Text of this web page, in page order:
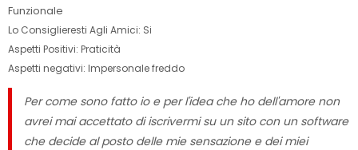
Funzionale
Lo Consiglieresti Agli Amici: Si
Aspetti Positivi: Praticità
Aspetti negativi: Impersonale freddo
Per come sono fatto io e per l'idea che ho dell'amore non
avrei mai accettato di iscrivermi su un sito con un software
che decide al posto delle mie sensazione e dei miei